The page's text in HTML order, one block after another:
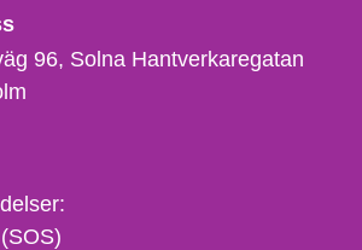
96, Solna Hantverkaregatan